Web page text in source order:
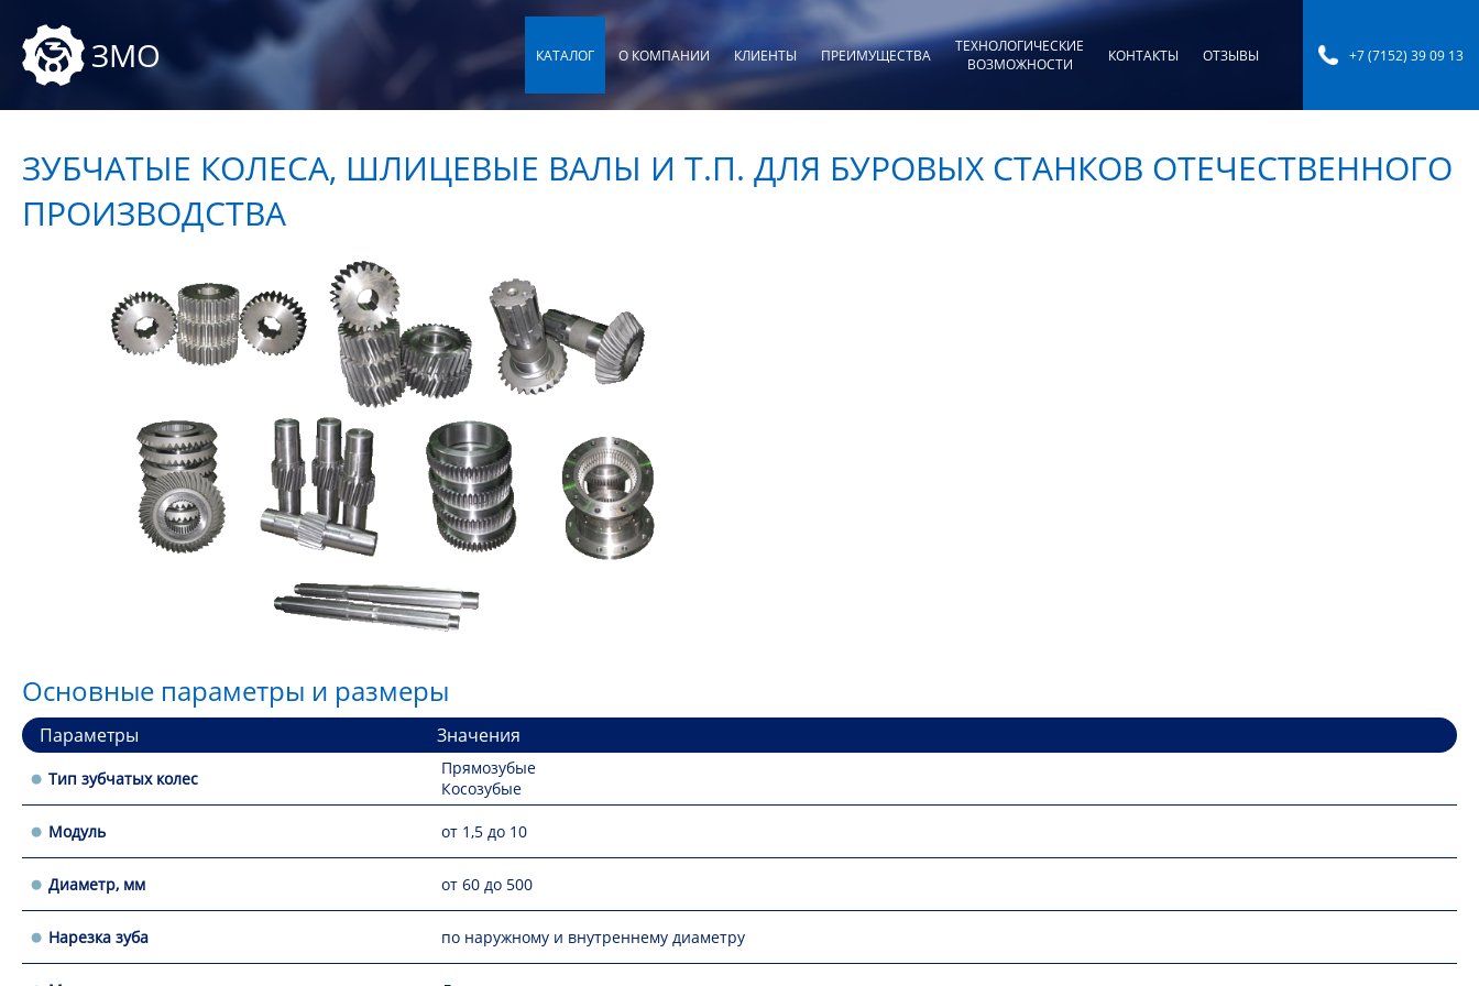
ЗМО КАТАЛОГ О КОМПАНИИ КЛИЕНТЫ ПРЕИМУЩЕСТВА
ТЕХНОЛОГИЧЕСКИЕ
ВОЗМОЖНОСТИ
КОНТАКТЫ ОТЗЫВЫ +7 (7152) 39 09 13
ЗУБЧАТЫЕ КОЛЕСА, ШЛИЦЕВЫЕ ВАЛЫ И Т.П. ДЛЯ БУРОВЫХ СТАНКОВ ОТЕЧЕСТВЕННОГО
ПРОИЗВОДСТВА
Основные параметры и размеры
Параметры Значения
Тип зубчатых колес
Прямозубые
Косозубые
Модуль от 1,5 до 10
Диаметр, мм от 60 до 500
Нарезка зуба по наружному и внутреннему диаметру